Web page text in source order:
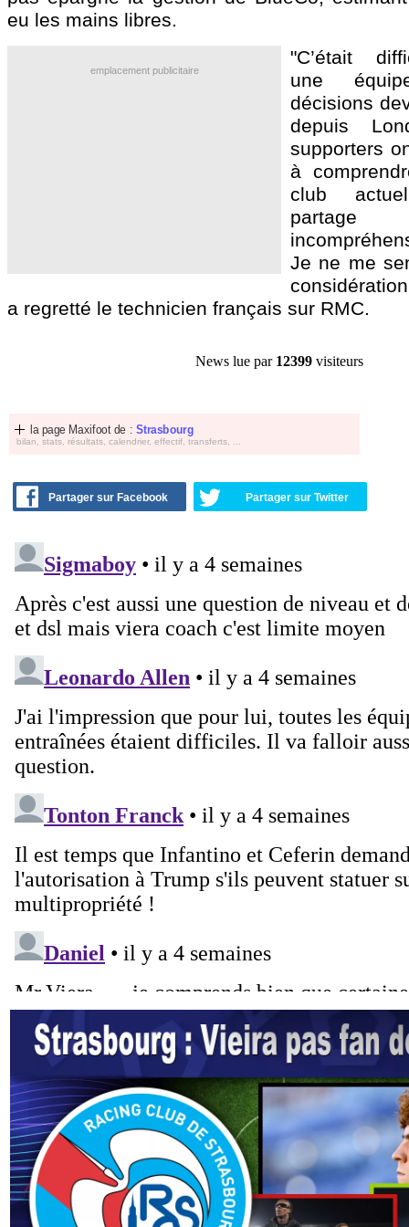
eu les mains libres.
emplacement publicitaire
"C’était
une
décisions
depuis
supporters
à
club
Je ne me
a regretté le technicien français sur RMC.
News lue par 12399 visiteurs
la page Maxifoot de : Strasbourg
bilan, stats, résultats, calendrier, effectif, transferts, ...
Partager sur Facebook Partager sur Twitter